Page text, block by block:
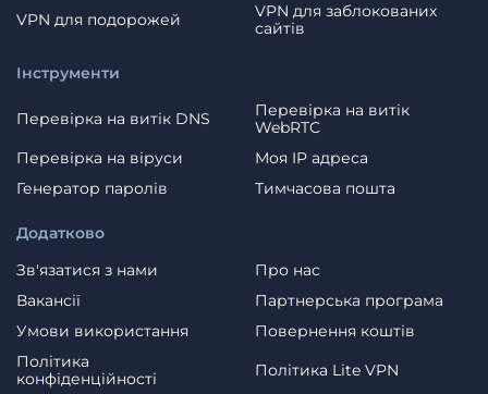
VPN для подорожей
VPN для заблокованих
сайтів
Додатково
Зв'язатися з нами
Про нас
Вакансії
Партнерська програма
Умови використання
Повернення коштів
Політика
конфіденційності
Політика Lite VPN
Інструменти
Перевірка на витік DNS
Перевірка на витік
WebRTC
Перевірка на віруси
Моя IP адреса
Генератор паролів
Тимчасова пошта